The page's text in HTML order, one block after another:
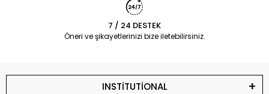
7 / 24 DESTEK
Öneri ve şikayetlerinizi bize iletebilirsiniz.
INSTİTUTİONAL